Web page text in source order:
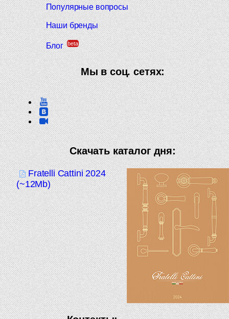
Популярные вопросы
Наши бренды
Блог beta
Мы в соц. сетях:
Скачать каталог дня:
Fratelli Cattini 2024
(~12Mb)